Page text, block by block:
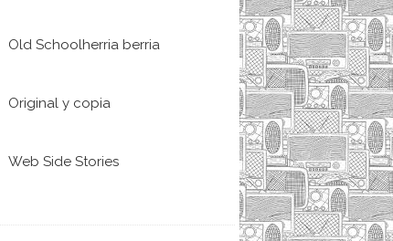
Old Schoolherria berria
Original y copia
Web Side Stories